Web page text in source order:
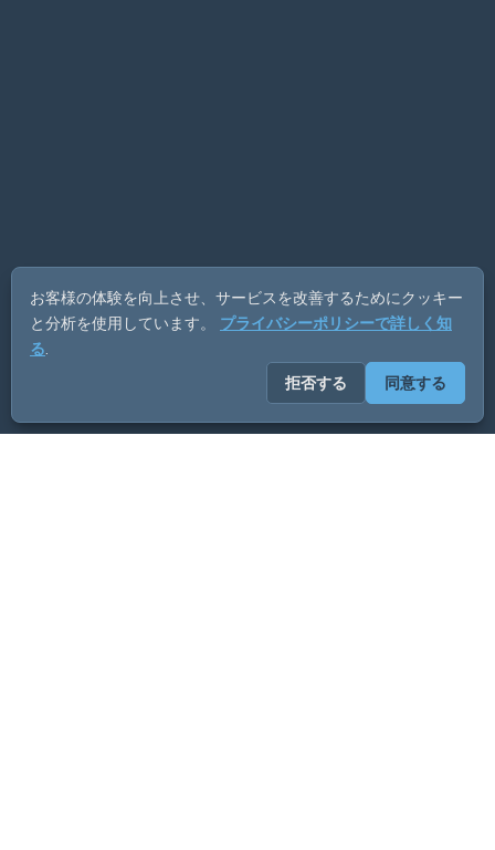
お客様の体験を向上させ、サービスを改善するためにクッキー
と分析を使用しています。
プライバシーポリシーで詳しく知
る.
拒否する
同意する